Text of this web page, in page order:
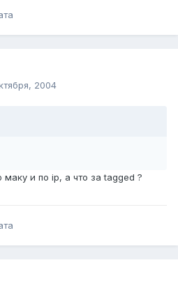
2004
и по ip, а что за tagged ?